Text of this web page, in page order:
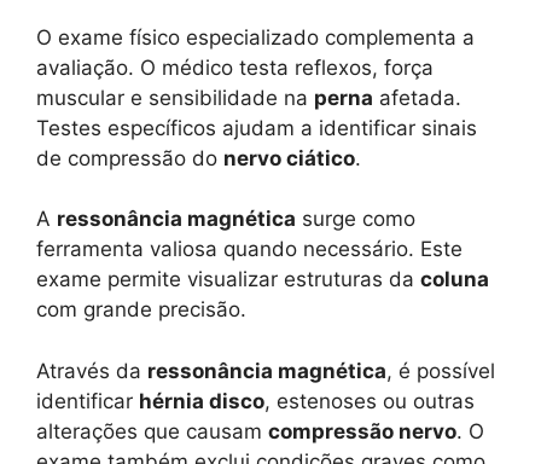
O exame físico especializado complementa a
avaliação. O médico testa reflexos, força
muscular e sensibilidade na perna afetada.
Testes específicos ajudam a identificar sinais
de compressão do nervo ciático.
A ressonância magnética surge como
ferramenta valiosa quando necessário. Este
exame permite visualizar estruturas da coluna
com grande precisão.
Através da ressonância magnética, é possível
identificar hérnia disco, estenoses ou outras
alterações que causam compressão nervo. O